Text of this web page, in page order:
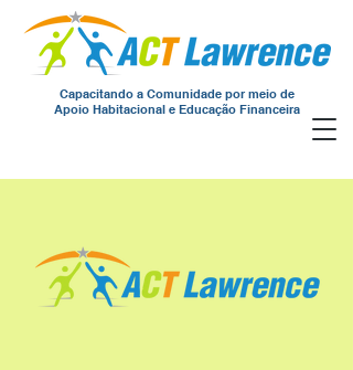
Capacitando a Comunidade por meio de
Apoio Habitacional e Educação Financeira